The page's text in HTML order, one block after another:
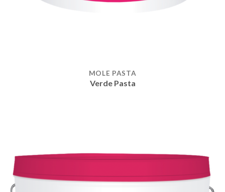
MOLE PASTA
Verde Pasta